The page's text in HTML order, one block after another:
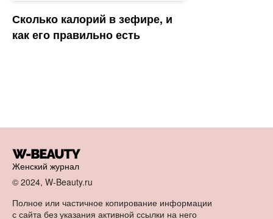
Сколько калорий в зефире, и
как его правильно есть
Женский журнал
© 2024, W-Beauty.ru
Полное или частичное копирование информации
с сайта без указания активной ссылки на него